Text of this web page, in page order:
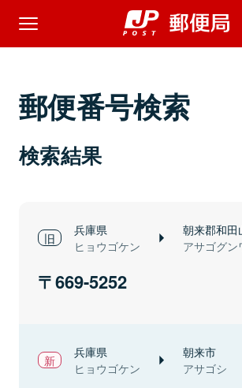
郵便番号検索
検索結果
兵庫県
ヒョウゴケン
朝来郡和田
アサゴグン
669-5252
兵庫県
ヒョウゴケン
朝来市
アサゴシ